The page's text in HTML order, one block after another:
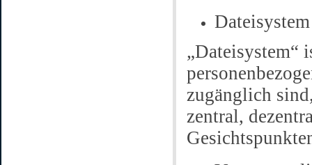
Dateisystem
„Dateisystem“
zugänglich
zentral,